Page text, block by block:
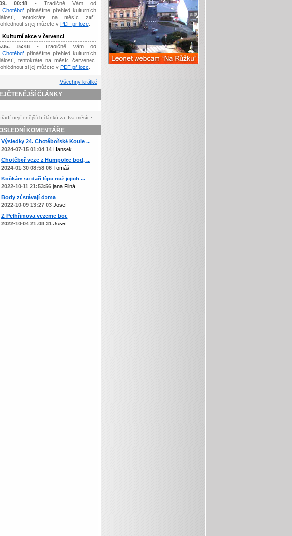
00:48 - Tradičně Vám od
Chotěboř přinášíme přehled kulturních
tentokráte na měsíc září.
si jej můžete v PDF příloze.
Kulturní akce v červenci
16:48 - Tradičně Vám od
Chotěboř přinášíme přehled kulturních
tentokráte na měsíc červenec.
si jej můžete v PDF příloze.
Všechny krátké
ČLÁNKY
nejčtenějších článků za dva měsíce.
KOMENTÁŘE
Výsledky 24. Chotěbořské Koule ...
2024-07-15 01:04:14Hansek
Chotěboř veze z Humpolce bod, ...
2024-01-30 08:58:06Tomáš
Kočkám se daří lépe než jejich ...
2022-10-11 21:53:56jana Pilná
Body zůstávají doma
2022-10-09 13:27:03Josef
Z Pelhřimova vezeme bod
2022-10-04 21:08:31 Josef